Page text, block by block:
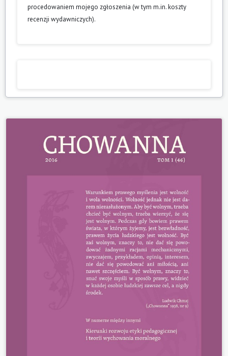
procedowaniem mojego zgłoszenia (w tym m.in. koszty
recenzji wydawniczych).